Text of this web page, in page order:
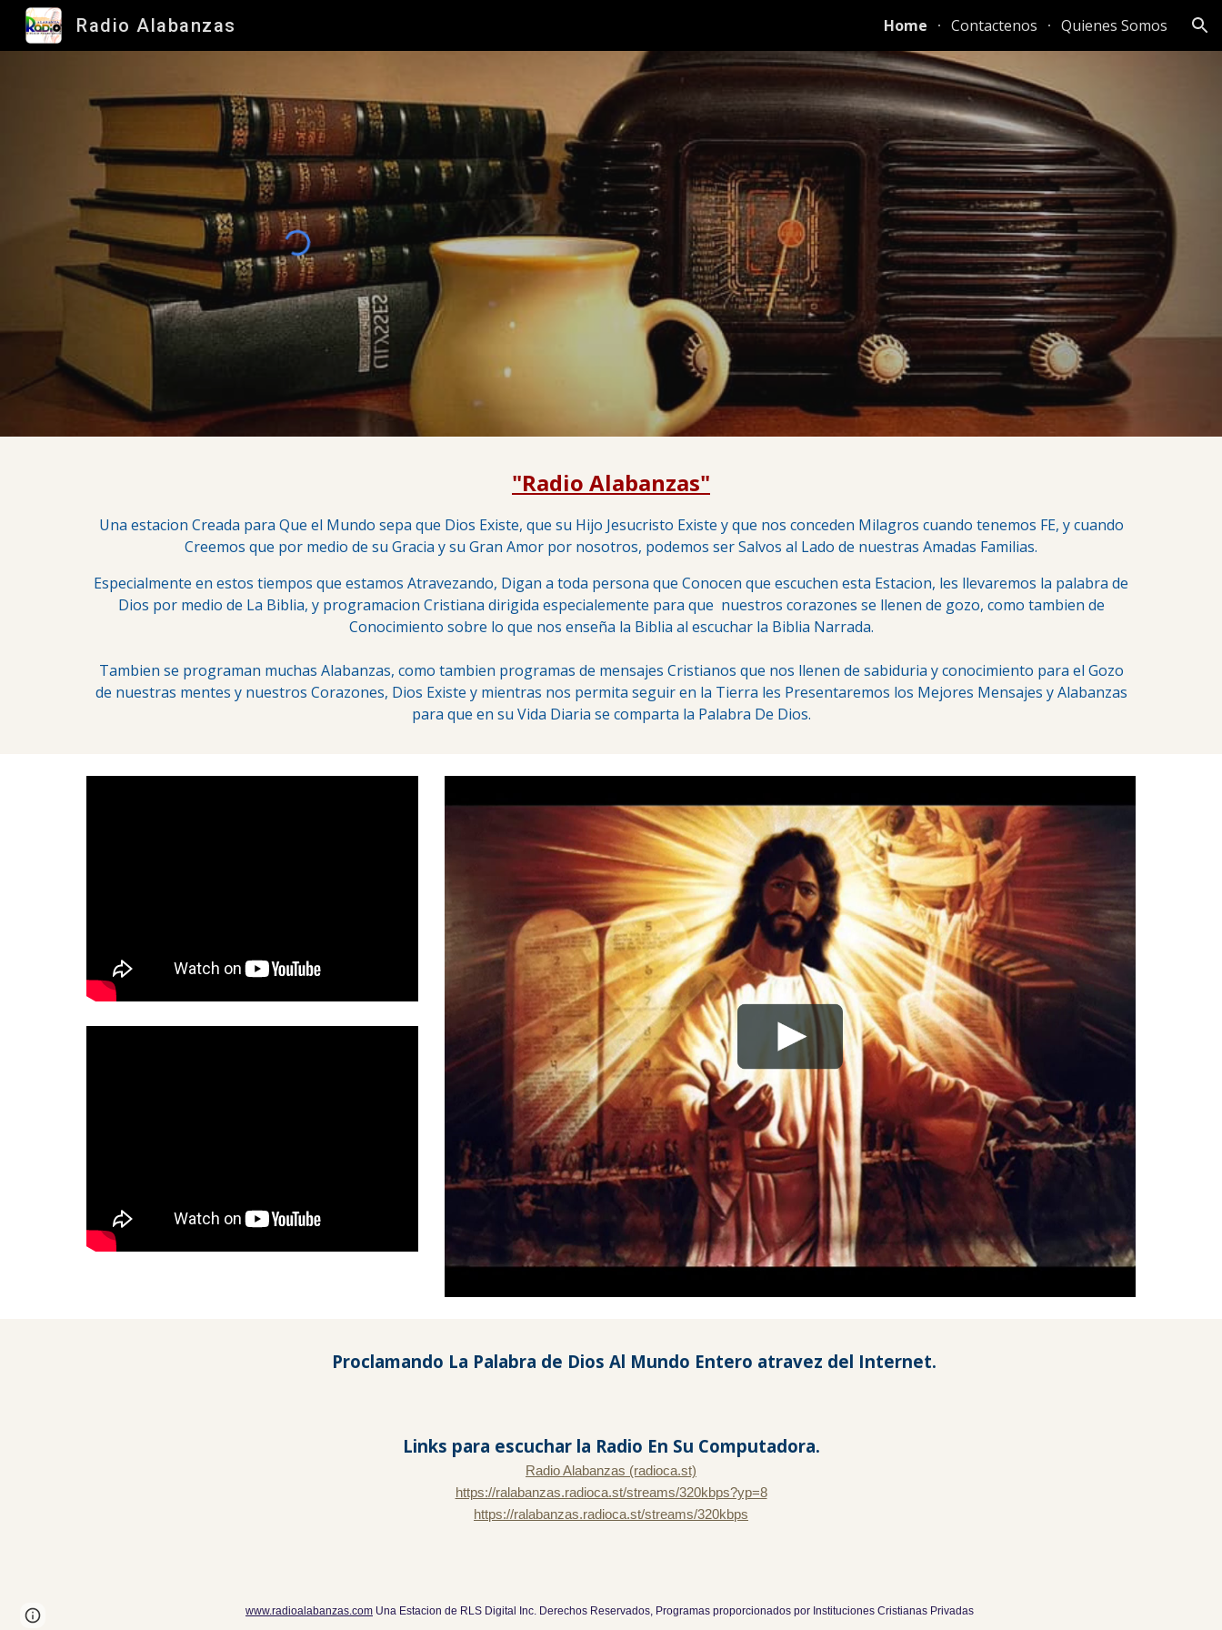
Radio Alabanzas Home Contactenos Quienes Somos
"Radio Alabanzas"
Una estacion Creada para Que el Mundo sepa que Dios Existe, que su Hijo Jesucristo Existe y que nos conceden Milagros cuando tenemos FE, y cuando
Creemos que por medio de su Gracia y su Gran Amor por nosotros, podemos ser Salvos al Lado de nuestras Amadas Familias.
Especialmente en estos tiempos que estamos Atravezando, Digan a toda persona que Conocen que escuchen esta Estacion, les llevaremos la palabra de
Dios por medio de La Biblia, y programacion Cristiana dirigida especialemente para que nuestros corazones se llenen de gozo, como tambien de
Conocimiento sobre lo que nos enseña la Biblia al escuchar la Biblia Narrada.
Tambien se programan muchas Alabanzas, como tambien programas de mensajes Cristianos que nos llenen de sabiduria y conocimiento para el Gozo
de nuestras mentes y nuestros Corazones, Dios Existe y mientras nos permita seguir en la Tierra les Presentaremos los Mejores Mensajes y Alabanzas
para que en su Vida Diaria se comparta la Palabra De Dios.
Proclamando La Palabra de Dios Al Mundo Entero atravez del Internet.
Links para escuchar la Radio En Su Computadora.
Radio Alabanzas (radioca.st)
https://ralabanzas.radioca.st/streams/320kbps?yp=8
https://ralabanzas.radioca.st/streams/320kbps
www.radioalabanzas.com Una Estacion de RLS Digital Inc. Derechos Reservados, Programas proporcionados por Instituciones Cristianas Privadas
Report abuse